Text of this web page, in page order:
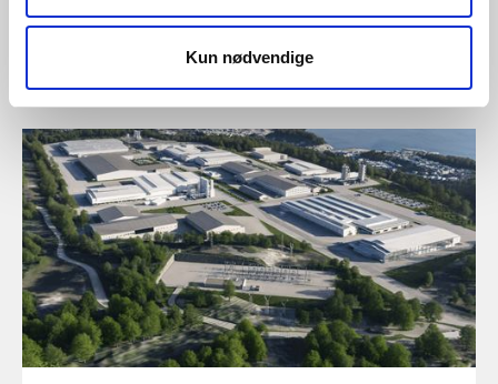
Kun nødvendige
Les også